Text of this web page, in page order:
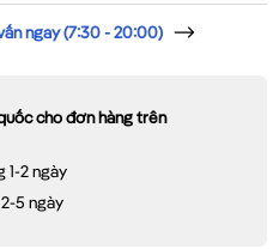
ngay (7:30 - 20:00)
cho đơn hàng trên
1-2 ngày
5 ngày